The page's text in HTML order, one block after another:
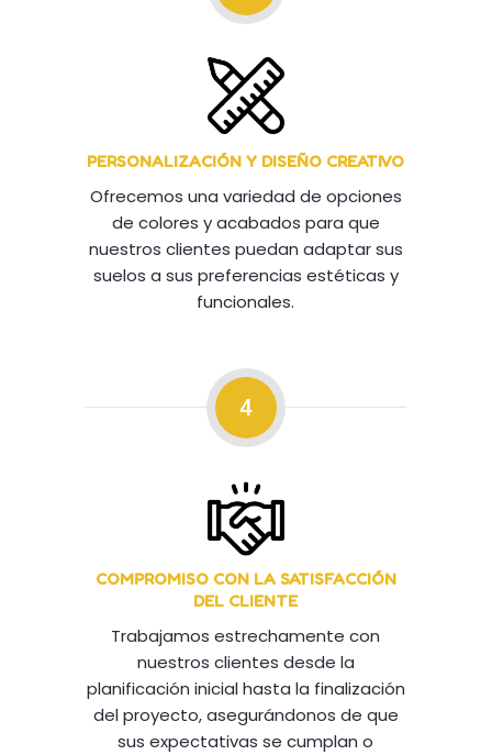
PERSONALIZACIÓN Y DISEÑO CREATIVO
Ofrecemos una variedad de opciones
de colores y acabados para que
nuestros clientes puedan adaptar sus
suelos a sus preferencias estéticas y
funcionales.
4
COMPROMISO CON LA SATISFACCIÓN
DEL CLIENTE
Trabajamos estrechamente con
nuestros clientes desde la
planificación inicial hasta la finalización
del proyecto, asegurándonos de que
sus expectativas se cumplan o